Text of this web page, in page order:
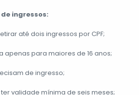
ingressos:
até dois ingressos por CPF;
apenas para maiores de 16 anos;
de ingresso;
validade mínima de seis meses;